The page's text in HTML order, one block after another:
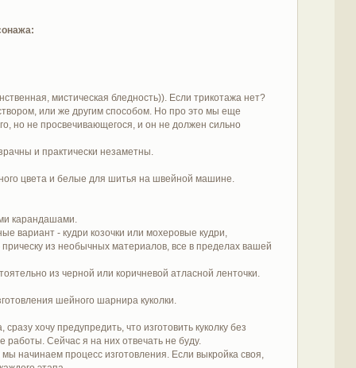
мистическая бледность)). Если трикотажа нет?
или же другим способом. Но про это мы еще
но не просвечивающегося, и он не должен сильно
и практически незаметны.
цвета и белые для шитья на швейной машине.
карандашами.
вариант - кудри козочки или мохеровые кудри,
из необычных материалов, все в пределах вашей
из черной или коричневой атласной ленточки.
шейного шарнира куколки.
хочу предупредить, что изготовить куколку без
Сейчас я на них отвечать не буду.
начинаем процесс изготовления. Если выкройка своя,